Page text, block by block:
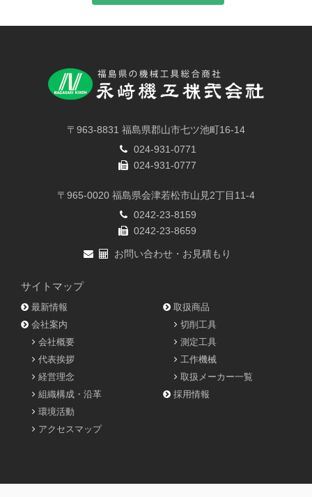
〒963-8831 福島県郡山市七ツ池町16-14
024-931-0771
024-931-0777
〒965-0020 福島県会津若松市山見2丁目11-4
0242-23-8159
0242-23-8659
お問い合わせ・お見積もり
サイトマップ
最新情報
会社案内
会社概要
代表挨拶
経営理念
組織構成・沿革
環境活動
アクセスマップ
取扱商品
切削工具
測定工具
工作機械
取扱メーカー一覧
採用情報